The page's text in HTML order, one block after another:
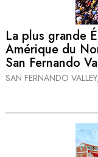
La plus grande
Amérique du
San Fernando
SAN FERNANDO